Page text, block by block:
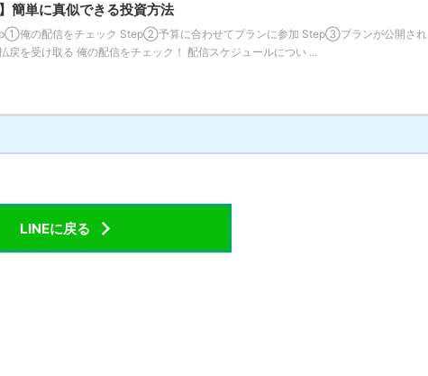
簡単に真似できる投資方法
俺の配信をチェック Step②予算に合わせてプランに参加 Step③プランが公開され
を受け取る 俺の配信をチェック！ 配信スケジュールについ ...
LINEに戻る